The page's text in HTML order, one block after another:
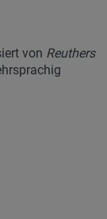
von Reuthers